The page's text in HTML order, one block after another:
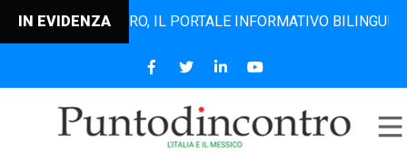
IN EVIDENZAIL PORTALE INFORMATIVO BILINGUE CHE